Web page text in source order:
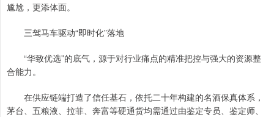
尴尬，更添体面。
三驾马车驱动“即时化”落地
“华致优选”的底气，源于对行业痛点的精准把控与强大的资源整
合能力。
在供应链端打造了信任基石，依托二十年构建的名酒保真体系，
茅台、五粮液、拉菲、奔富等硬通货均需通过由鉴定专员、鉴定师、